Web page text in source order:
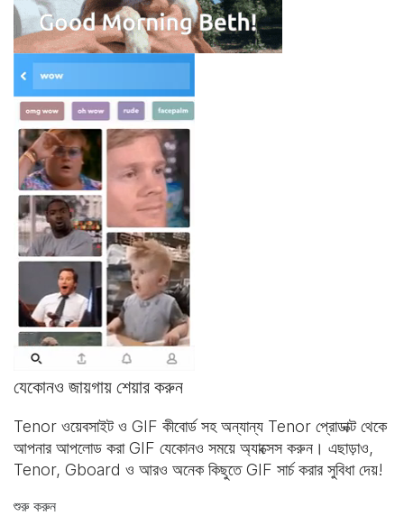
যেকোনও জায়গায় শেয়ার করুন
Tenor ওয়েবসাইট ও GIF কীবোর্ডসহ অন্যান্য Tenor প্রোডাক্ট থেকে
আপনার আপলোড করা GIF যেকোনও সময়ে অ্যাক্সেস করুন। এছাড়াও,
Tenor, Gboard ও আরও অনেক কিছুতে GIF সার্চ করার সুবিধা দেয়!
শুরু করুন